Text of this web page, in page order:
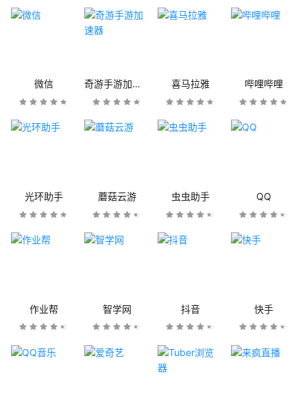
微信 奇游手游加速器 喜马拉雅 哔哩哔哩
光环助手 蘑菇云游 虫虫助手 QQ
作业帮 智学网 抖音 快手